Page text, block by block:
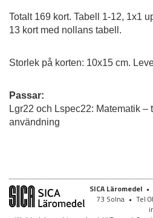
Totalt 169 kort. Tabell 1-12, 1x1
13 kort med nollans tabell.
Storlek på korten: 10x15 cm.
Passar:
Lgr22 och Lspec22: Matematik –
användning
SICA Läromedel •
73 Solna • Tel